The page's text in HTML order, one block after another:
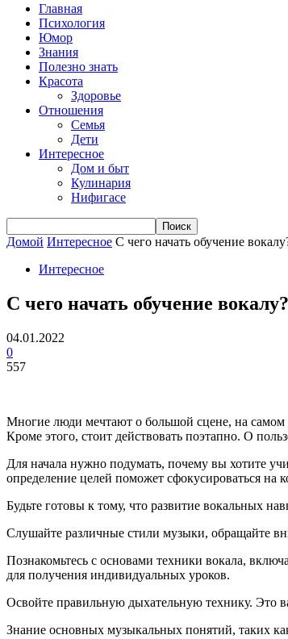
Главная
Психология
Юмор
Знания
Полезно знать
Красота
Здоровье
Отношения
Семья
Дети
Интересное
Дом и быт
Кулинария
Нифигасе
Домой Интересное С чего начать обучение
Интересное
С чего начать обучение вокалу?
04.01.2022
0
557
Многие люди мечтают о большой сцене, на самом
Кроме этого, стоит действовать поэтапно. О
Для начала нужно подумать, почему вы хотите
определение целей поможет сфокусироваться на
Будьте готовы к тому, что развитие вокальных
Слушайте различные стили музыки, обращайте
Познакомьтесь с основами техники вокала,
для получения индивидуальных уроков.
Освойте правильную дыхательную технику. Это
Знание основных музыкальных понятий, таких